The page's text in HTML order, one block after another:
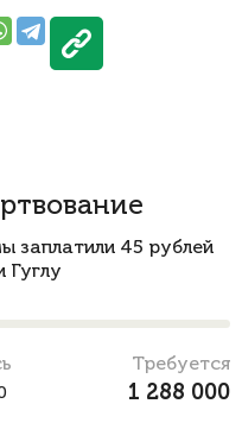
заплатили 45 рублей
Гуглу
Требуется
1 288 000